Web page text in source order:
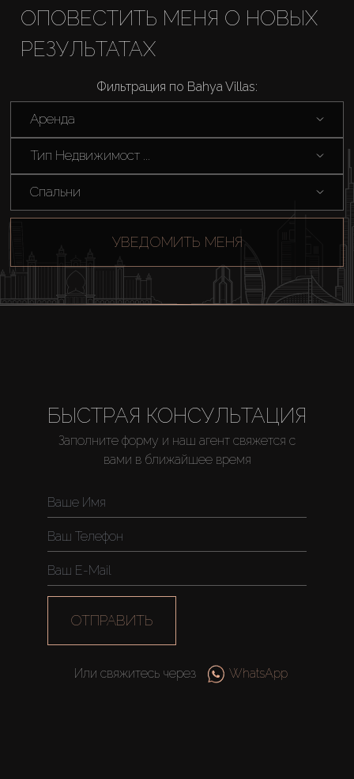
Новостройки
AX Journal
Каталоги
Агенты
ОПОВЕСТИТЬ МЕНЯ О НОВЫХ
РЕЗУЛЬТАТАХ
Фильтрация по Bahya Villas:
Аренда
Тип Недвижимост ...
Спальни
УВЕДОМИТЬ МЕНЯ
БЫСТРАЯ КОНСУЛЬТАЦИЯ
Заполните форму и наш агент свяжется с
вами в ближайшее время
ОТПРАВИТЬ
Или свяжитесь через WhatsApp